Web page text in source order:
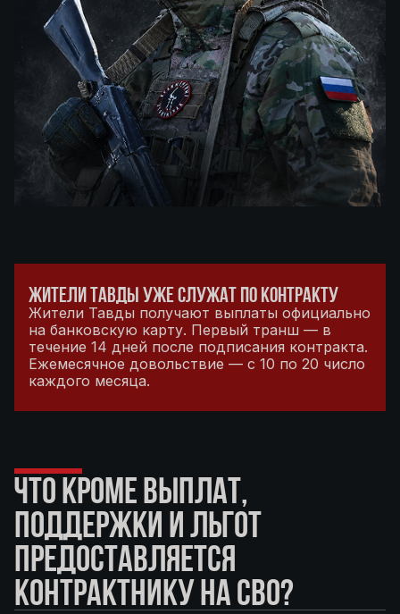
ЖИТЕЛИ ТАВДЫ УЖЕ СЛУЖАТ ПО КОНТРАКТУ
Жители Тавды получают выплаты официально
на банковскую карту. Первый транш — в
течение 14 дней после подписания контракта.
Ежемесячное довольствие — с 10 по 20 число
каждого месяца.
ЧТО КРОМЕ ВЫПЛАТ,
ПОДДЕРЖКИ И ЛЬГОТ
ПРЕДОСТАВЛЯЕТСЯ
КОНТРАКТНИКУ НА СВО?